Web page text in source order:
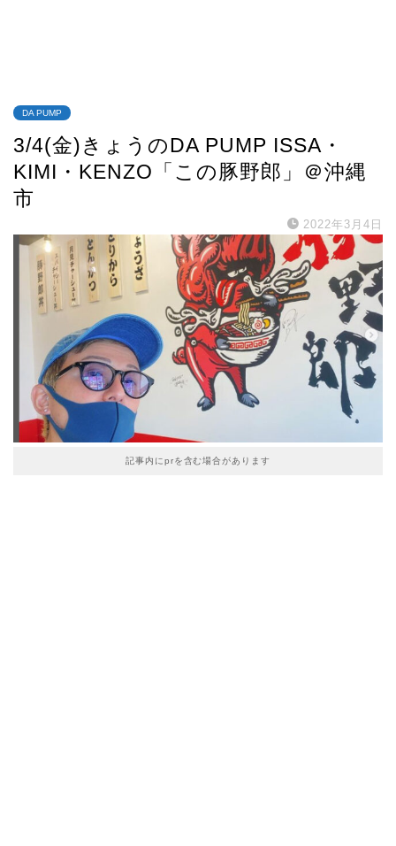
DA PUMP
3/4(金)きょうのDA PUMP ISSA・
KIMI・KENZO「この豚野郎」＠沖縄
市
2022年3月4日
記事内にprを含む場合があります